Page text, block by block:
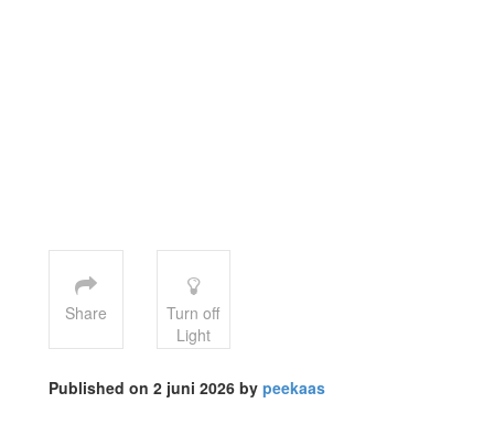
Share
Turn off
Light
Published on 2 juni 2026 by peekaas